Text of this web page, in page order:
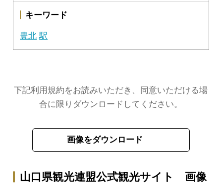
キーワード
豊北 駅
下記利用規約をお読みいただき、同意いただける場
合に限りダウンロードしてください。
画像をダウンロード
山口県観光連盟公式観光サイト 画像